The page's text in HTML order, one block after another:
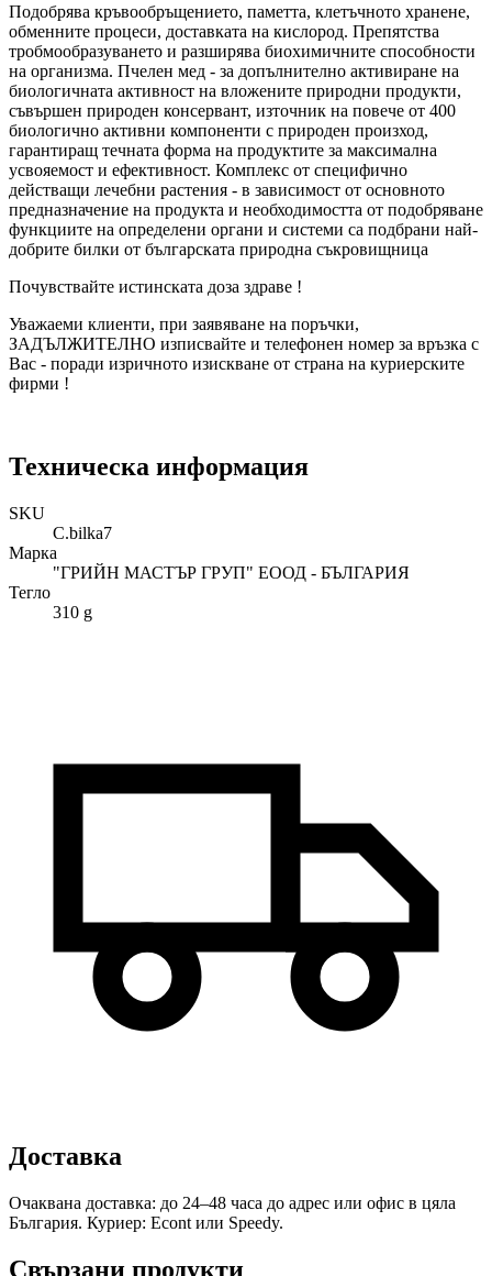
Подобрява кръвообръщението, паметта, клетъчното хранене,
обменните процеси, доставката на кислород. Препятства
тробмообразуването и разширява биохимичните способности
на организма. Пчелен мед - за допълнително активиране на
биологичната активност на вложените природни продукти,
съвършен природен консервант, източник на повече от 400
биологично активни компоненти с природен произход,
гарантиращ течната форма на продуктите за максимална
усвояемост и ефективност. Комплекс от специфично
действащи лечебни растения - в зависимост от основното
предназначение на продукта и необходимостта от подобряване
функциите на определени органи и системи са подбрани най-
добрите билки от българската природна съкровищница
Почувствайте истинската доза здраве !
Уважаеми клиенти, при заявяване на поръчки,
ЗАДЪЛЖИТЕЛНО изписвайте и телефонен номер за връзка с
Вас - поради изричното изискване от страна на куриерските
фирми !
Техническа информация
SKU
C.bilka7
Марка
"ГРИЙН МАСТЪР ГРУП" ЕООД - БЪЛГАРИЯ
Тегло
310 g
Доставка
Очаквана доставка: до 24–48 часа до адрес или офис в цяла
България. Куриер: Econt или Speedy.
Свързани продукти